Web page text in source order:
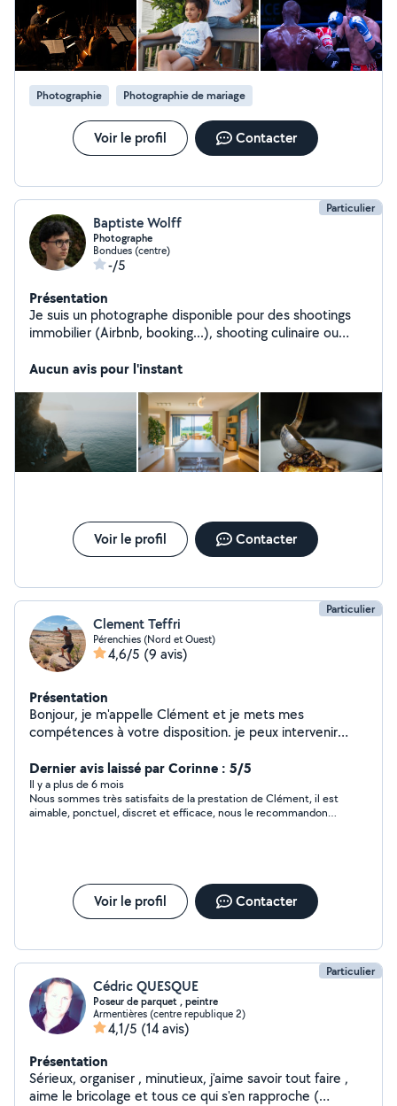
Photographie Photographie de mariage
Voir le profil Contacter
Particulier
Baptiste Wolff
Photographe
Bondues (centre)
-/5
Présentation
Je suis un photographe disponible pour des shootings
immobilier (Airbnb, booking...), shooting culinaire ou
Aucun avis pour l'instant
Voir le profil Contacter
Particulier
Clement Teffri
Pérenchies (Nord et Ouest)
4,6/5 (9 avis)
Présentation
Bonjour, je m'appelle Clément et je mets mes
compétences à votre disposition. je peux intervenir
déménagements ou autres. je suis de la métropole
lilloise. je reste à votre disposition pour de plus amples
informations. merci Clément
Dernier avis laissé par Corinne : 5/5
Il y a plus de 6 mois
Nous sommes très satisfaits de la prestation de Clément, il est
aimable, ponctuel, discret et efficace, nous le recommandons
Voir le profil Contacter
Particulier
Cédric QUESQUE
Poseur de parquet , peintre
Armentières (centre republique 2)
4,1/5 (14 avis)
Présentation
Sérieux, organiser , minutieux, j'aime savoir tout faire ,
aime le bricolage et tous ce qui s'en rapproche (